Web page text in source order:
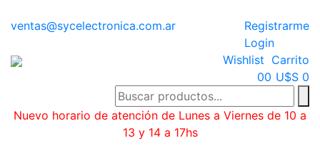
ventas@sycelectronica.com.ar
Registrarme
Login
Wishlist
00
Carrito
U$S 0
Nuevo horario de atención de Lunes a Viernes de 10 a
13 y 14 a 17hs